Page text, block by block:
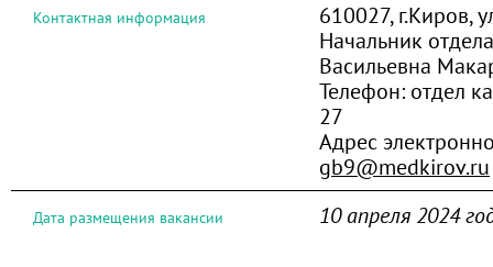
Контактная информация
610027, г.Киров,
Начальник
Васильевна
Телефон: отдел
27
Адрес
gb9@medkirov.ru
Дата размещения вакансии 10 апреля 2024